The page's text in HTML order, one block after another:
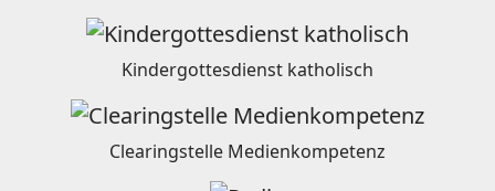
Kindergottesdienst katholisch
Clearingstelle Medienkompetenz